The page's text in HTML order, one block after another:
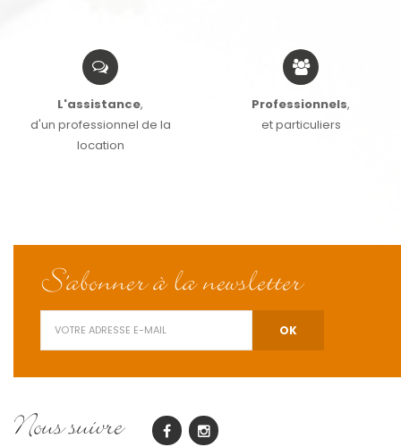
L'assistance,
d'un professionnel de la
location
Professionnels,
et particuliers
S'abonner à la newsletter
Nous suivre